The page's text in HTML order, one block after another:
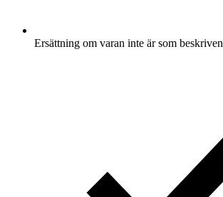
Ersättning om varan inte är som beskriven